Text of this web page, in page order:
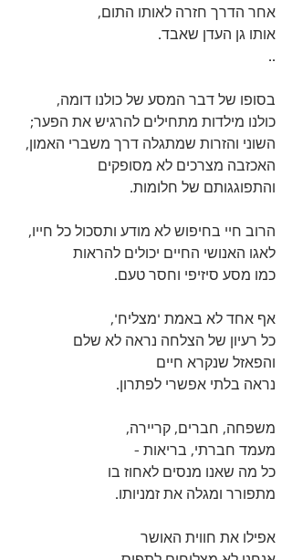
אחר הדרך חזרה לאותו התום,
אותו גן העדן שאבד.
..
בסופו של דבר המסע של כולנו דומה,
כולנו מילדות מתחילים להרגיש את הפער;
השוני והזרות שמתגלה דרך משברי האמון,
האכזבה מצרכים לא מסופקים
והתפוגגותם של חלומות.
הרוב חיי בחיפוש לא מודע ותסכול כל חייו,
לאגו האנושי החיים יכולים להראות
כמו מסע סיזיפי וחסר טעם.
אף אחד לא באמת 'מצליח',
כל רעיון של הצלחה נראה לא שלם
והפאזל שנקרא חיים
נראה בלתי אפשרי לפתרון.
משפחה, חברים, קריירה,
מעמד חברתי, בריאות -
כל מה שאנו מנסים לאחוז בו
מתפורר ומגלה את זמניותו.
אפילו את חווית האושר